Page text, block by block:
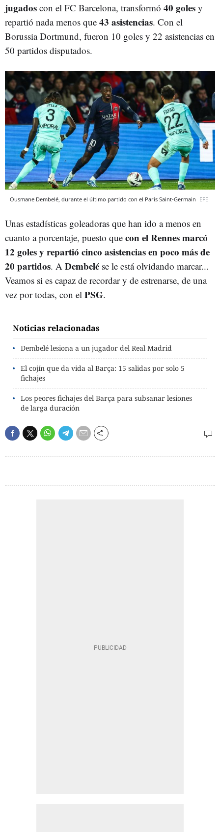
jugados con el FC Barcelona, transformó 40 goles y
repartió nada menos que 43 asistencias. Con el
Borussia Dortmund, fueron 10 goles y 22 asistencias en
50 partidos disputados.
Ousmane Dembelé, durante el último partido con el Paris Saint-Germain EFE
Unas estadísticas goleadoras que han ido a menos en
cuanto a porcentaje, puesto que con el Rennes marcó
12 goles y repartió cinco asistencias en poco más de
20 partidos. A Dembelé se le está olvidando marcar...
Veamos si es capaz de recordar y de estrenarse, de una
vez por todas, con el PSG.
Noticias relacionadas
Dembelé lesiona a un jugador del Real Madrid
El cojín que da vida al Barça: 15 salidas por solo 5
fichajes
Los peores fichajes del Barça para subsanar lesiones
de larga duración